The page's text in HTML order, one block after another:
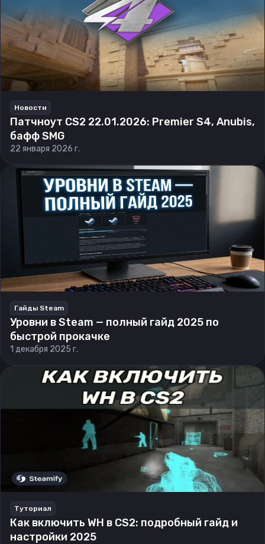
Новости
Патчноут CS2 22.01.2026: Premier S4, Anubis,
бафф SMG
22 января 2026 г.
Гайды Steam
Уровни в Steam — полный гайд 2025 по
быстрой прокачке
1 декабря 2025 г.
Туториал
Как включить WH в CS2: подробный гайд и
настройки 2025